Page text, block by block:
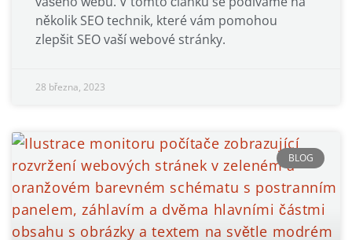
několik SEO technik, které vám pomohou
zlepšit SEO vaší webové stránky.
28 března, 2023
BLOG